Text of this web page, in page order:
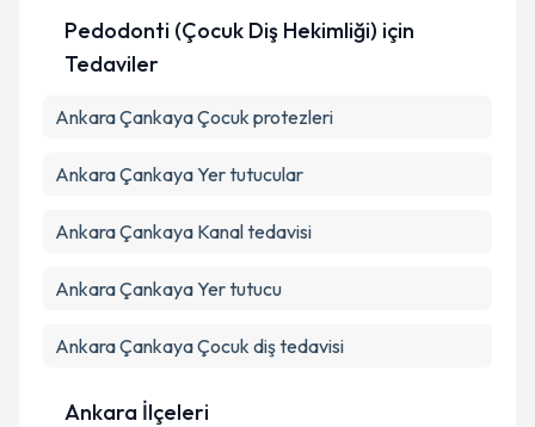
Kişisel verilerimin işlenmesine ilişkin Aydınlatma
'ni okudum ve kişisel verilerimin belirtilen
kapsamda işlenmesini kabul ediyorum.
Pedodonti (Çocuk Diş Hekimliği) için
Tedaviler
Ankara Çankaya Çocuk protezleri
Ankara Çankaya Yer tutucular
Ankara Çankaya Kanal tedavisi
Ankara Çankaya Yer tutucu
Ankara Çankaya Çocuk diş tedavisi
Ankara İlçeleri